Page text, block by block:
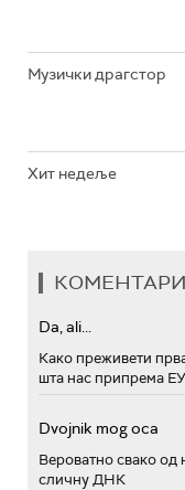
Музички драгстор
Хит недеље
КОМЕНТАРИ
Da, ali...
Како преживети
шта нас припрема ЕУ
Dvojnik mog oca
Вероватно свако од
сличну ДНК